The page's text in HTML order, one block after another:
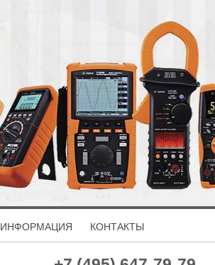
ИНФОРМАЦИЯ КОНТАКТЫ